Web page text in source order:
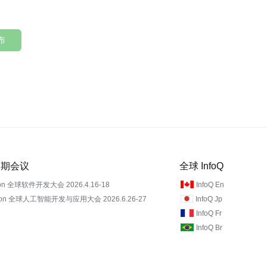
会议
全球软件开发大会 2026.4.16-18
全球人工智能开发与应用大会 2026.6.26-27
全球 InfoQ
InfoQ En
InfoQ Jp
InfoQ Fr
InfoQ Br